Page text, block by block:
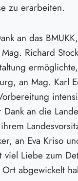
zu erarbeiten.
an das
Richard
an Mag. Karl
Dank an die
an Eva Kriso
viel Liebe zum
abgewickelt